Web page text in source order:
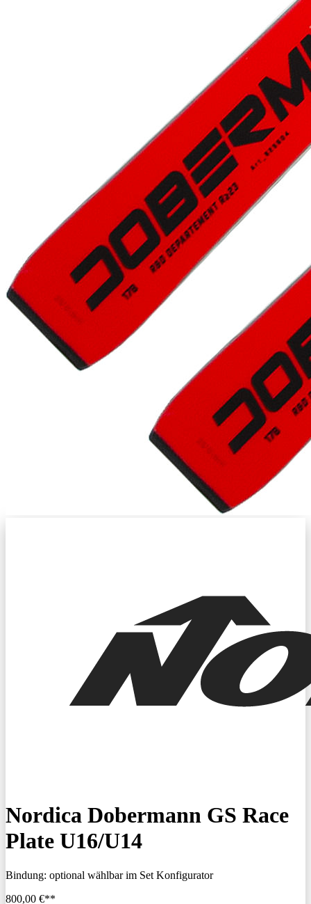
Nordica Dobermann GS Race
Plate U16/U14
Bindung: optional wählbar im Set Konfigurator
800,00 €**